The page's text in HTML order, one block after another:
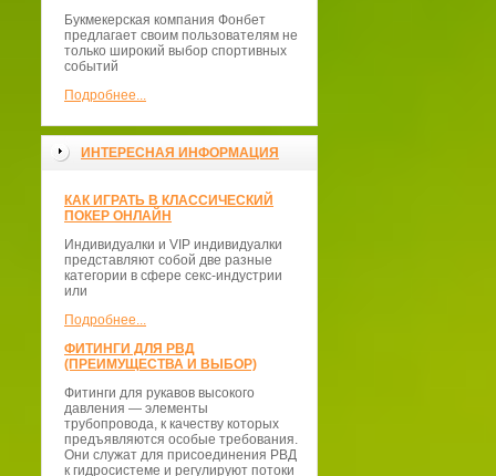
Букмекерская компания Фонбет
предлагает своим пользователям не
только широкий выбор спортивных
событий
Подробнее...
ИНТЕРЕСНАЯ ИНФОРМАЦИЯ
КАК ИГРАТЬ В КЛАССИЧЕСКИЙ
ПОКЕР ОНЛАЙН
Индивидуалки и VIP индивидуалки
представляют собой две разные
категории в сфере секс-индустрии
или
Подробнее...
ФИТИНГИ ДЛЯ РВД
(ПРЕИМУЩЕСТВА И ВЫБОР)
Фитинги для рукавов высокого
давления — элементы
трубопровода, к качеству которых
предъявляются особые требования.
Они служат для присоединения РВД
к гидросистеме и регулируют потоки